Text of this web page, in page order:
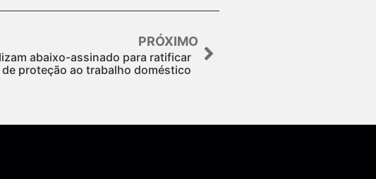
PRÓXIMO
abaixo-assinado para ratificar
de proteção ao trabalho doméstico